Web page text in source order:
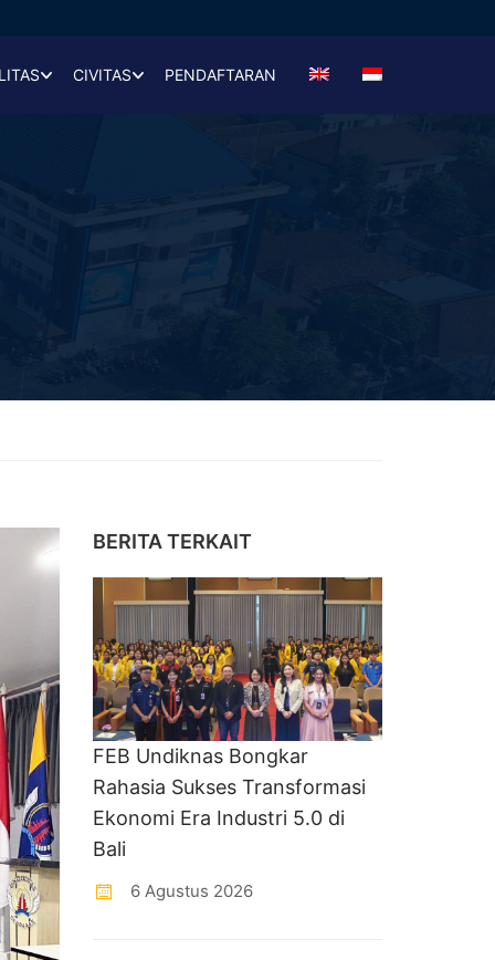
CIVITAS PENDAFTARAN
BERITA TERKAIT
FEB Undiknas Bongkar
Rahasia Sukses Transformasi
Ekonomi Era Industri 5.0 di
Bali
6 Agustus 2026